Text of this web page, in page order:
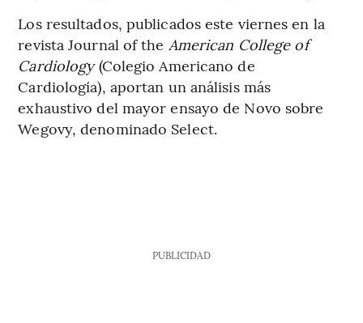
Los resultados, publicados este viernes en la
revista Journal of the American College of
Cardiology(Colegio Americano de
Cardiología), aportan un análisis más
exhaustivo del mayor ensayo de Novo sobre
Wegovy, denominado Select.
PUBLICIDAD